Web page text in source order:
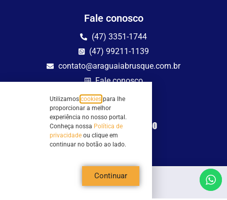
Fale conosco
(47) 3351-1744
(47) 99211-1139
contato@araguaiabrusque.com.br
Fale conosco
Site seguro
Todos os direitos reservados - Sociedade Rádio Araguaia de Brusque Ltda -
Utilizamos cookies para lhe
proporcionar a melhor
experiência no nosso portal.
Conheça nossa Política de
privacidade ou clique em
continuar no botão ao lado.
Continuar